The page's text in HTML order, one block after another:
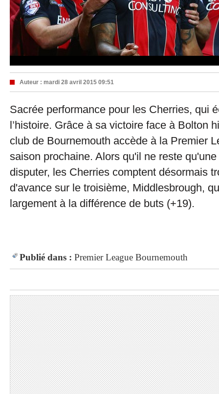
Auteur : mardi 28 avril 2015 09:51
Sacrée performance pour les Cherries, qui
l’histoire. Grâce à sa victoire face à Bolton
club de Bournemouth accède à la Premier
saison prochaine. Alors qu'il ne reste
disputer, les Cherries comptent désormais
d'avance sur le troisième, Middlesbrough,
largement à la différence de buts (+19).
Publié dans : Premier League Bournemouth